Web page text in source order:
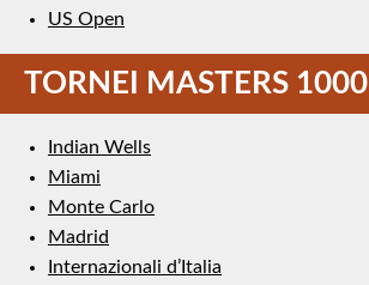
US Open
TORNEI MASTERS 1000
Indian Wells
Miami
Monte Carlo
Madrid
Internazionali d’Italia